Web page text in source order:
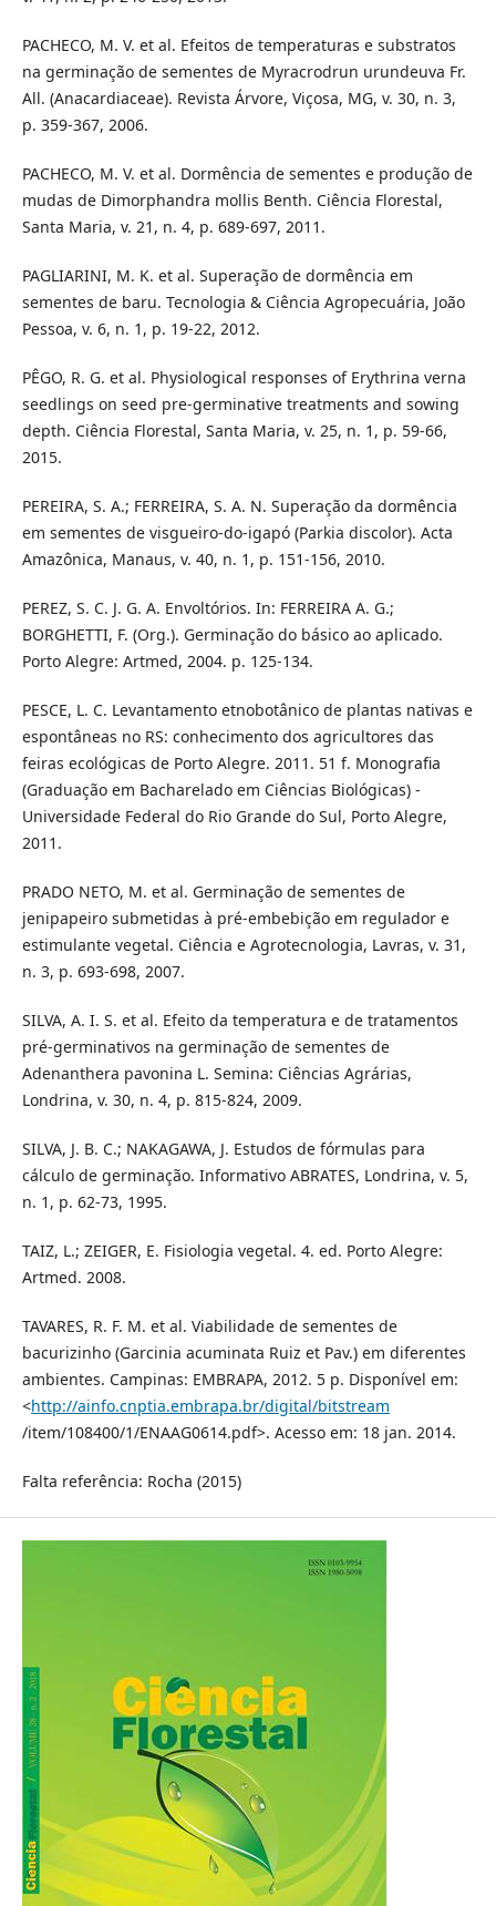
PACHECO, M. V. et al. Efeitos de temperaturas e substratos
na germinação de sementes de Myracrodrun urundeuva Fr.
All. (Anacardiaceae). Revista Árvore, Viçosa, MG, v. 30, n. 3,
p. 359-367, 2006.
PACHECO, M. V. et al. Dormência de sementes e produção de
mudas de Dimorphandra mollis Benth. Ciência Florestal,
Santa Maria, v. 21, n. 4, p. 689-697, 2011.
PAGLIARINI, M. K. et al. Superação de dormência em
sementes de baru. Tecnologia & Ciência Agropecuária, João
Pessoa, v. 6, n. 1, p. 19-22, 2012.
PÊGO, R. G. et al. Physiological responses of Erythrina verna
seedlings on seed pre-germinative treatments and sowing
depth. Ciência Florestal, Santa Maria, v. 25, n. 1, p. 59-66,
2015.
PEREIRA, S. A.; FERREIRA, S. A. N. Superação da dormência
em sementes de visgueiro-do-igapó (Parkia discolor). Acta
Amazônica, Manaus, v. 40, n. 1, p. 151-156, 2010.
PEREZ, S. C. J. G. A. Envoltórios. In: FERREIRA A. G.;
BORGHETTI, F. (Org.). Germinação do básico ao aplicado.
Porto Alegre: Artmed, 2004. p. 125-134.
PESCE, L. C. Levantamento etnobotânico de plantas nativas e
espontâneas no RS: conhecimento dos agricultores das
feiras ecológicas de Porto Alegre. 2011. 51 f. Monografia
(Graduação em Bacharelado em Ciências Biológicas) -
Universidade Federal do Rio Grande do Sul, Porto Alegre,
2011.
PRADO NETO, M. et al. Germinação de sementes de
jenipapeiro submetidas à pré-embebição em regulador e
estimulante vegetal. Ciência e Agrotecnologia, Lavras, v. 31,
n. 3, p. 693-698, 2007.
SILVA, A. I. S. et al. Efeito da temperatura e de tratamentos
pré-germinativos na germinação de sementes de
Adenanthera pavonina L. Semina: Ciências Agrárias,
Londrina, v. 30, n. 4, p. 815-824, 2009.
SILVA, J. B. C.; NAKAGAWA, J. Estudos de fórmulas para
cálculo de germinação. Informativo ABRATES, Londrina, v. 5,
n. 1, p. 62-73, 1995.
TAIZ, L.; ZEIGER, E. Fisiologia vegetal. 4. ed. Porto Alegre:
Artmed. 2008.
TAVARES, R. F. M. et al. Viabilidade de sementes de
bacurizinho (Garcinia acuminata Ruiz et Pav.) em diferentes
ambientes. Campinas: EMBRAPA, 2012. 5 p. Disponível em:
<http://ainfo.cnptia.embrapa.br/digital/bitstream
/item/108400/1/ENAAG0614.pdf>. Acesso em: 18 jan. 2014.
Falta referência: Rocha (2015)